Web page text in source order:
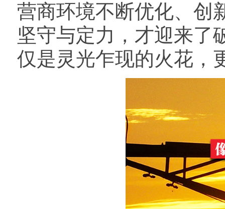
营商环境不断优化、创
坚守与定力，才迎来了
仅是灵光乍现的火花，